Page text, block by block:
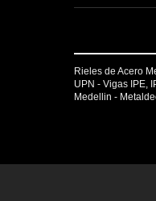
Rieles de Acero
UPN - Vigas IPE,
Medellin -